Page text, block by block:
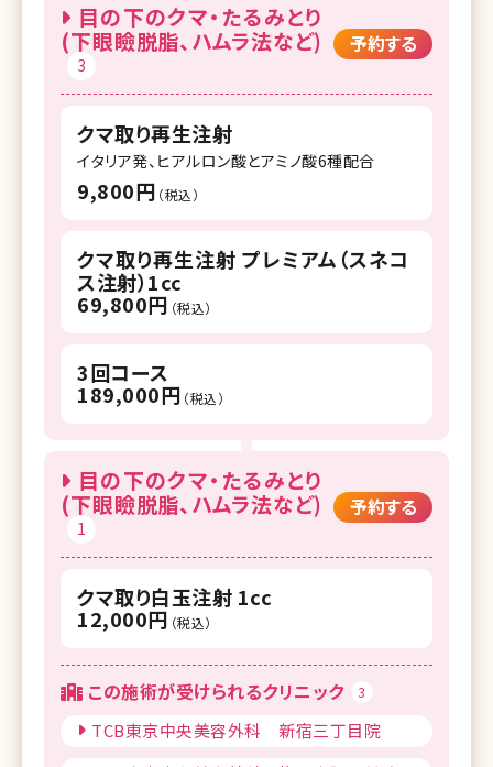
目の下のクマ・たるみとり
(下眼瞼脱脂、ハムラ法など)
3
予約する
クマ取り再生注射
イタリア発、ヒアルロン酸とアミノ酸6種配合
9,800円 （税込）
クマ取り再生注射 プレミアム（スネコ
ス注射）1cc
69,800円 （税込）
3回コース
189,000円 （税込）
目の下のクマ・たるみとり
(下眼瞼脱脂、ハムラ法など)
1
予約する
クマ取り白玉注射 1cc
12,000円 （税込）
この施術が受けられるクリニック 3
TCB東京中央美容外科 新宿三丁目院